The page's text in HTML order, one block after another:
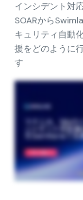
Resources
About
Contact
Support
English
インシデント対
SOARから
キュリティ自動
援をどのように
す